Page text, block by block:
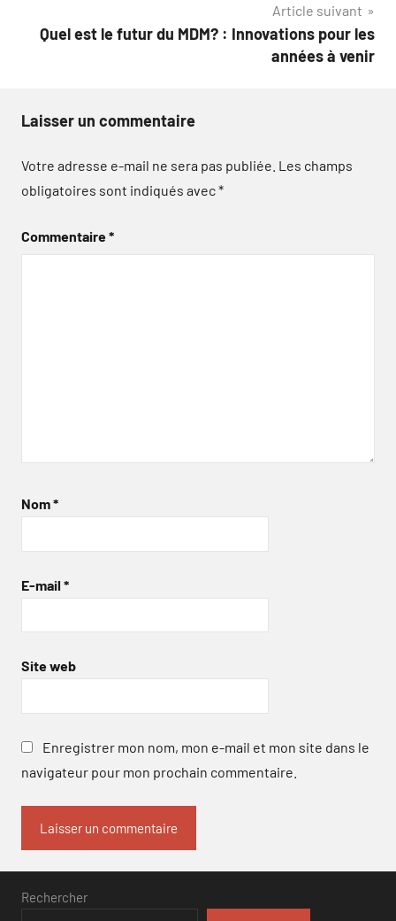
Article suivant
Quel est le futur du MDM? : Innovations pour les
années à venir
Laisser un commentaire
Votre adresse e-mail ne sera pas publiée. Les champs
obligatoires sont indiqués avec*
Commentaire*
Nom*
E-mail *
Site web
Enregistrer mon nom, mon e-mail et mon site dans le
navigateur pour mon prochain commentaire.
Rechercher